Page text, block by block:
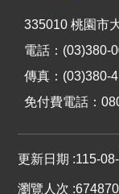
335010 桃園市
電話：(03)380-
傳真：(03)380-
免付費電話：
更新日期 115-
瀏覽人次 674870